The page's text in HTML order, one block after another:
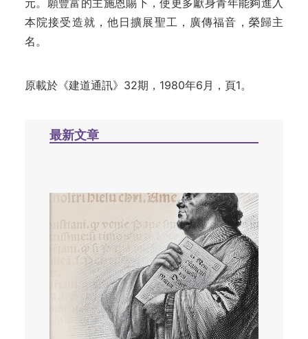
元。願豐富的主施恩賜下，使更多獻身青年能夠進入
本院接受造就，他日擴展聖工，廣傳福音，榮歸主
名。
原載於《建道通訊》32期，1980年6月，頁1。
最新文章